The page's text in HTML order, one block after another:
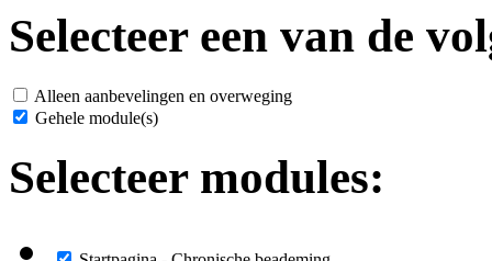
Selecteer een van de
Alleen aanbevelingen en overweging
Gehele module(s)
Selecteer modules: